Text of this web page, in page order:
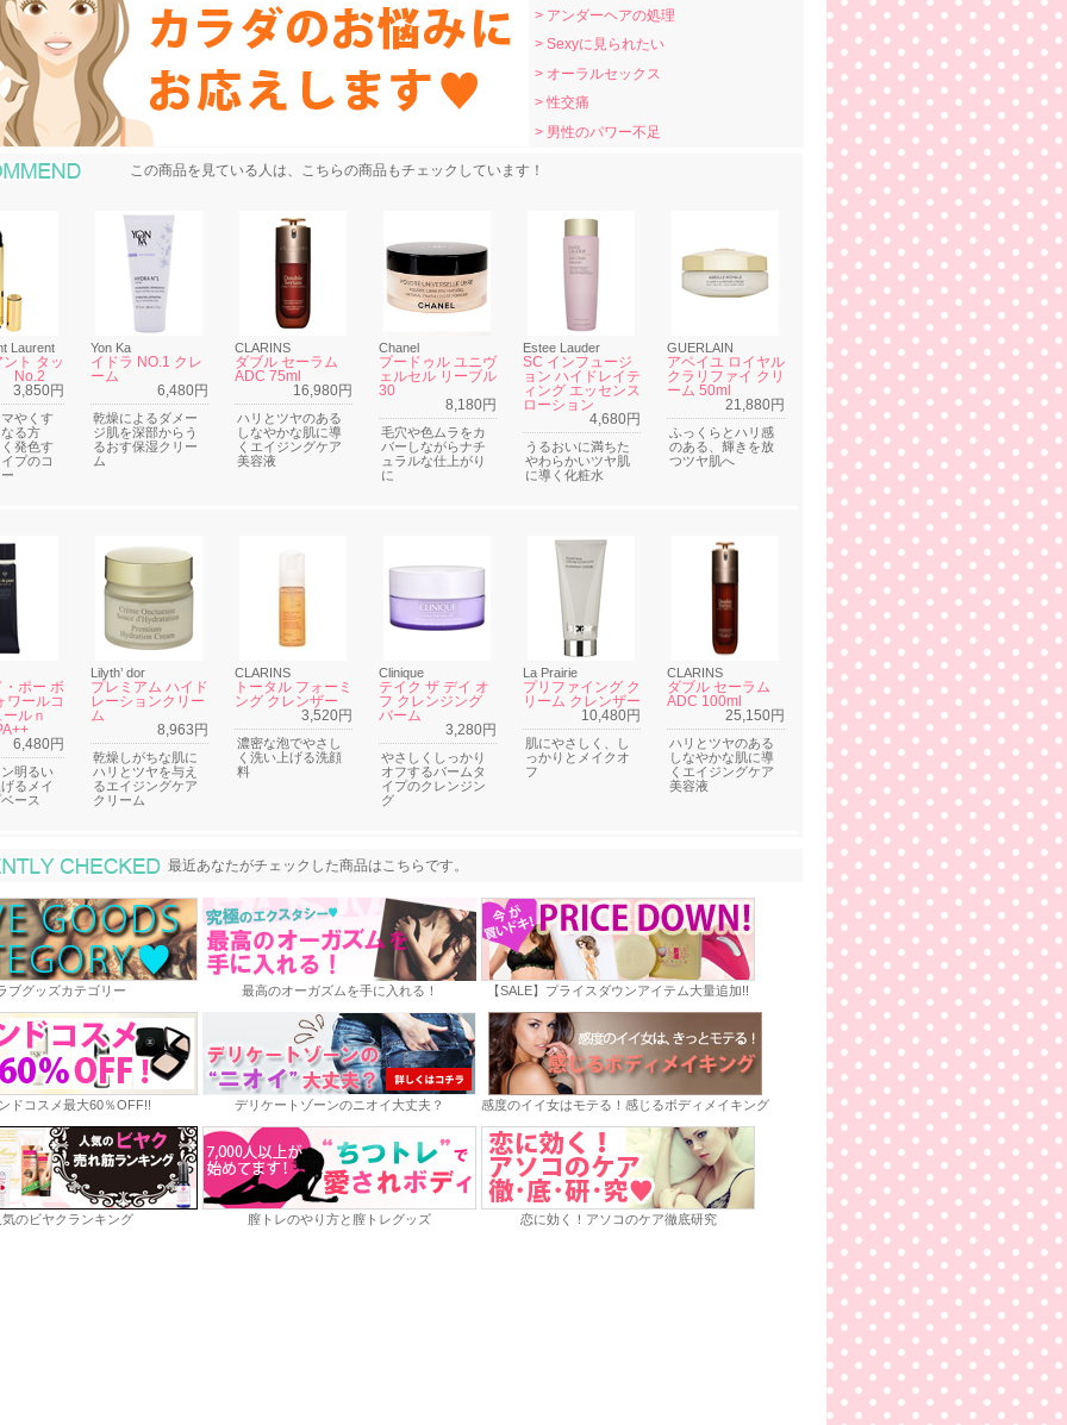
> アンダーヘアの処理
> Sexyに見られたい
> オーラルセックス
> 性交痛
> 男性のパワー不足
おすすめ商品
この商品を見ている人は、こちらの商品もチェックしています！
Laurent
ト タッ
No.2
3,850円
やくす
る方
発色す
プのコ
Yon Ka
イドラ NO.1 クレ
ーム
6,480円
乾燥によるダメー
ジ肌を深部からう
るおす保湿クリー
ム
CLARINS
ダブル セーラム
ADC 75ml
16,980円
ハリとツヤのある
しなやかな肌に導
くエイジングケア
美容液
Chanel
プードゥル ユニヴ
ェルセル リーブル
30
8,180円
毛穴や色ムラをカ
バーしながらナチ
ュラルな仕上がり
に
Estee Lauder
SC インフュージ
ョン ハイドレイテ
ィング エッセンス
ローション
4,680円
うるおいに満ちた
やわらかいツヤ肌
に導く化粧水
GUERLAIN
アベイユ ロイヤル
クラリファイ クリ
ーム 50ml
21,880円
ふっくらとハリ感
のある、輝きを放
つツヤ肌へ
ポー ボ
ワールコ
ルｎ
6,480円
明るい
るメイ
ース
Lilyth’ dor
プレミアム ハイド
レーションクリー
ム
8,963円
乾燥しがちな肌に
ハリとツヤを与え
るエイジングケア
クリーム
CLARINS
トータル フォーミ
ング クレンザー
3,520円
濃密な泡でやさし
く洗い上げる洗顔
料
Clinique
テイク ザ デイ オ
フ クレンジング
バーム
3,280円
やさしくしっかり
オフするバームタ
イプのクレンジン
グ
La Prairie
プリファイング ク
リーム クレンザー
10,480円
肌にやさしく、し
っかりとメイクオ
フ
CLARINS
ダブル セーラム
ADC 100ml
25,150円
ハリとツヤのある
しなやかな肌に導
くエイジングケア
美容液
最近あなたがチェックした商品
最近あなたがチェックした商品はこちらです。
ブグッズカテゴリー 最高のオーガズムを手に入れる！ 【SALE】プライスダウンアイテム大量追加!!
ドコスメ最大60％OFF!! デリケートゾーンのニオイ大丈夫？ 感度のイイ女はモテる！感じるボディメイキング
のビヤクランキング 膣トレのやり方と膣トレグッズ 恋に効く！アソコのケア徹底研究